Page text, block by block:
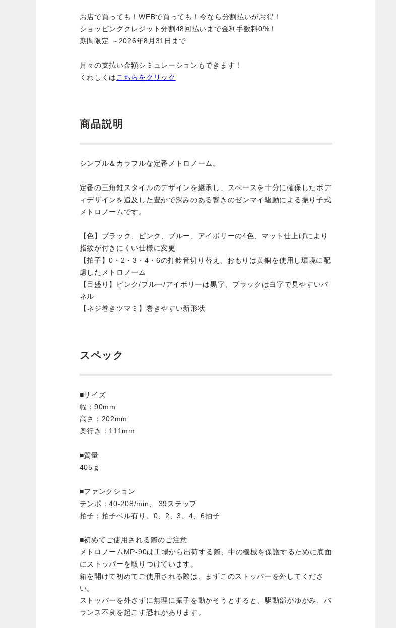
お店で買っても！WEBで買っても！今なら分割払いがお得！
ショッピングクレジット分割48回払いまで金利手数料0%！
期間限定 ～2026年8月31日まで
月々の支払い金額シミュレーションもできます！
くわしくは こちらをクリック
商品説明
シンプル＆カラフルな定番メトロノーム。
定番の三角錐スタイルのデザインを継承し、スペースを十分に確保したボデ
ィデザインを追及した豊かで深みのある響きのゼンマイ駆動による振り子式
メトロノームです。
【色】ブラック、ピンク、ブルー、アイボリーの4色、マット仕上げにより
指紋が付きにくい仕様に変更
【拍子】0・2・3・4・6の打鈴音切り替え、おもりは黄銅を使用し環境に配
慮したメトロノーム
【目盛り】ピンク/ブルー/アイボリーは黒字、ブラックは白字で見やすいパ
ネル
【ネジ巻きツマミ】巻きやすい新形状
スペック
■サイズ
幅：90mm
高さ：202mm
奥行き：111mm
■質量
405ｇ
■ファンクション
テンポ：40-208/min、 39ステップ
拍子：拍子ベル有り、0、2、3、4、6拍子
■初めてご使用される際のご注意
メトロノームMP-90は工場から出荷する際、中の機械を保護するために底面
にストッパーを取りつけています。
箱を開けて初めてご使用される際は、まずこのストッパーを外してくださ
い。
ストッパーを外さずに無理に振子を動かそうとすると、駆動部がゆがみ、バ
ランス不良を起こす恐れがあります。